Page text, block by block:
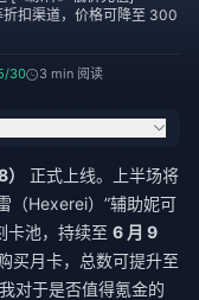
扣渠道，价格可降至 300
30 3 min 阅读
正式上线。上半场将
Hexerei）”辅助妮可
卡池，持续至 6 月 9
买月卡，总数可提升至
对于是否值得氪金的